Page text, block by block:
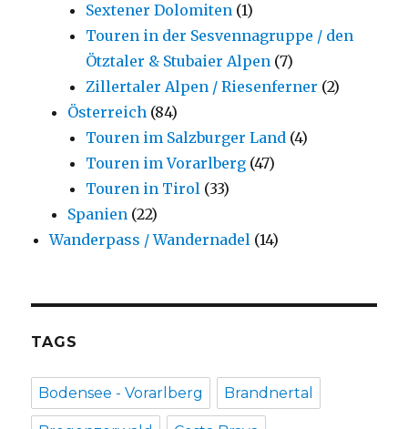
Sextener Dolomiten (1)
Touren in der Sesvennagruppe / den
Ötztaler & Stubaier Alpen (7)
Zillertaler Alpen / Riesenferner (2)
Österreich (84)
Touren im Salzburger Land (4)
Touren im Vorarlberg (47)
Touren in Tirol (33)
Spanien (22)
Wanderpass / Wandernadel (14)
TAGS
Bodensee - Vorarlberg Brandnertal